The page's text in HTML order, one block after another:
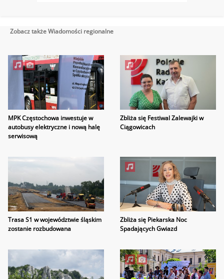
Zobacz także Wiadomości regionalne
MPK Częstochowa inwestuje w
autobusy elektryczne i nową halę
serwisową
Zbliża się Festiwal Zalewajki w
Ciągowicach
Trasa S1 w województwie śląskim
zostanie rozbudowana
Zbliża się Piekarska Noc
Spadających Gwiazd